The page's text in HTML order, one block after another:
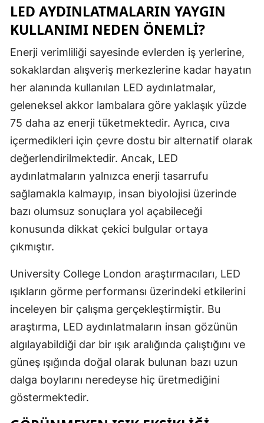
Eskişehir
Giresun
Gümüşhane
Hakkari
Hatay
İstanbul
Kastamonu
Kayseri
Kırklareli
Kırşehir
Kocaeli
LED AYDINLATMALARIN YAYGIN
KULLANIMI NEDEN ÖNEMLI?
Enerji verimliliği sayesinde evlerden iş yerlerine,
sokaklardan alışveriş merkezlerine kadar hayatın
her alanında kullanılan LED aydınlatmalar,
geleneksel akkor lambalara göre yaklaşık yüzde
75 daha az enerji tüketmektedir. Ayrıca, cıva
içermedikleri için çevre dostu bir alternatif olarak
değerlendirilmektedir. Ancak, LED
aydınlatmaların yalnızca enerji tasarrufu
sağlamakla kalmayıp, insan biyolojisi üzerinde
bazı olumsuz sonuçlara yol açabileceği
konusunda dikkat çekici bulgular ortaya
çıkmıştır.
University College London araştırmacıları, LED
ışıkların görme performansı üzerindeki etkilerini
inceleyen bir çalışma gerçekleştirmiştir. Bu
araştırma, LED aydınlatmaların insan gözünün
algılayabildiği dar bir ışık aralığında çalıştığını ve
güneş ışığında doğal olarak bulunan bazı uzun
dalga boylarını neredeyse hiç üretmediğini
göstermektedir.